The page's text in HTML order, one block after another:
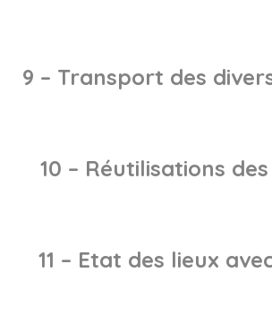
9 – Transport des
10 – Réutilisations
11 – Etat des lieux